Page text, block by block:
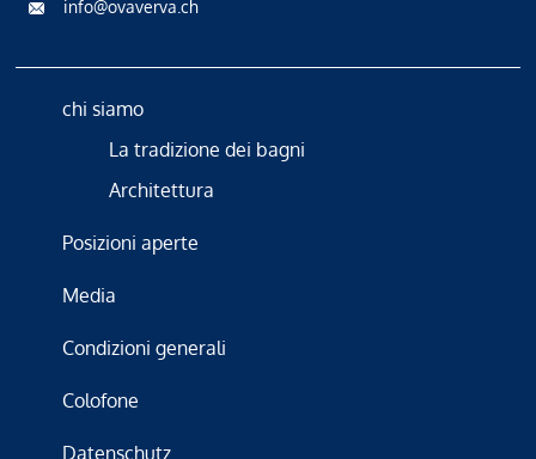
info@ovaverva.ch
chi siamo
La tradizione dei bagni
Architettura
Posizioni aperte
Media
Condizioni generali
Colofone
Datenschutz